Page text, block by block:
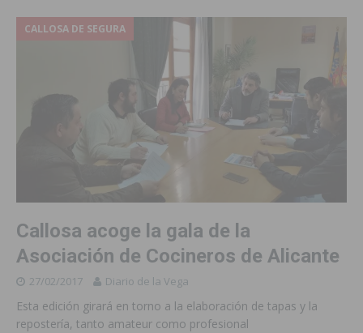
CALLOSA DE SEGURA
Callosa acoge la gala de la
Asociación de Cocineros de Alicante
27/02/2017 Diario de la Vega
Esta edición girará en torno a la elaboración de tapas y la
repostería, tanto amateur como profesional